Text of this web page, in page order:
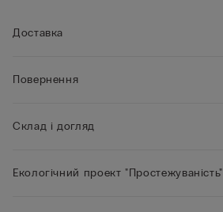
Доставка
Повернення
Склад і догляд
Екологічний проект "Простежуваність"